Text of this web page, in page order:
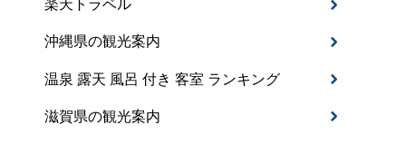
楽天トラベル
沖縄県の観光案内
温泉 露天 風呂 付き 客室 ランキング
滋賀県の観光案内